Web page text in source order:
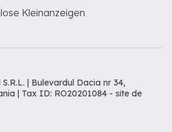
Kleinanzeigen
| Bulevardul Dacia nr 34,
| Tax ID: RO20201084 - site de